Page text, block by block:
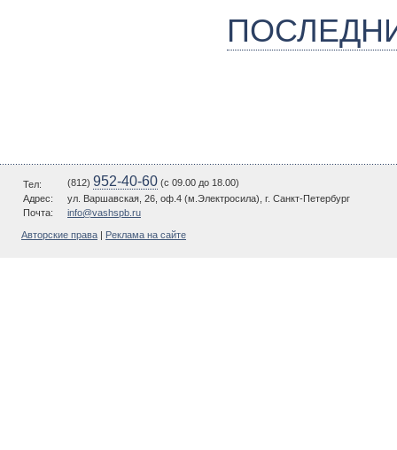
Тел: (812) 952-40-60 (c 09.00 до 18.00)
Адрес:
ул. Варшавская, 26, оф.4 (м.Электросила), г. Санкт-Петербург
Почта:
info@vashspb.ru
Авторские права Реклама на сайте